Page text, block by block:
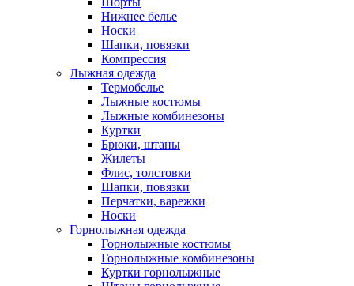
Нижнее белье
Носки
Шапки, повязки
Компрессия
Лыжная одежда
Термобелье
Лыжные костюмы
Лыжные комбинезоны
Куртки
Брюки, штаны
Жилеты
Флис, толстовки
Шапки, повязки
Перчатки, варежки
Носки
Горнолыжная одежда
Горнолыжные костюмы
Горнолыжные комбинезоны
Куртки горнолыжные